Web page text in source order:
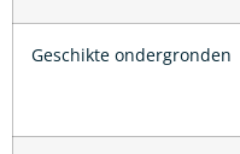
Geschikte ondergronden